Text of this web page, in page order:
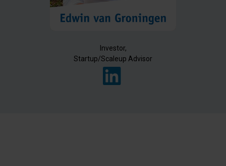
Investor,
Startup/Scaleup Advisor